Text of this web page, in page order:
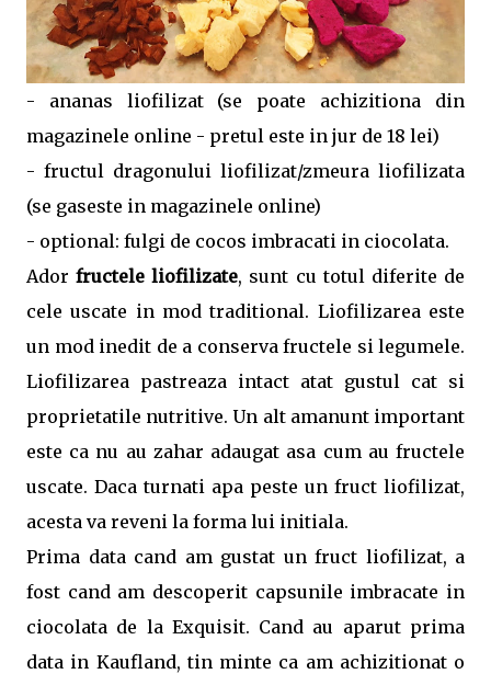
- ananas liofilizat (se poate achizitiona din
magazinele online - pretul este in jur de 18 lei)
- fructul dragonului liofilizat/zmeura liofilizata
(se gaseste in magazinele online)
- optional: fulgi de cocos imbracati in ciocolata.
Adorfructele liofilizate, sunt cu totul diferite de
cele uscate in mod traditional. Liofilizarea este
un mod inedit de a conserva fructele si legumele.
Liofilizarea pastreaza intact atat gustul cat si
proprietatile nutritive. Un alt amanunt important
este ca nu au zahar adaugat asa cum au fructele
uscate. Daca turnati apa peste un fruct liofilizat,
acesta va reveni la forma lui initiala.
Prima data cand am gustat un fruct liofilizat, a
fost cand am descoperit capsunile imbracate in
ciocolata de la Exquisit. Cand au aparut prima
data in Kaufland, tin minte ca am achizitionat o